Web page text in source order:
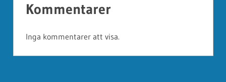
Kommentarer
Inga kommentarer att visa.